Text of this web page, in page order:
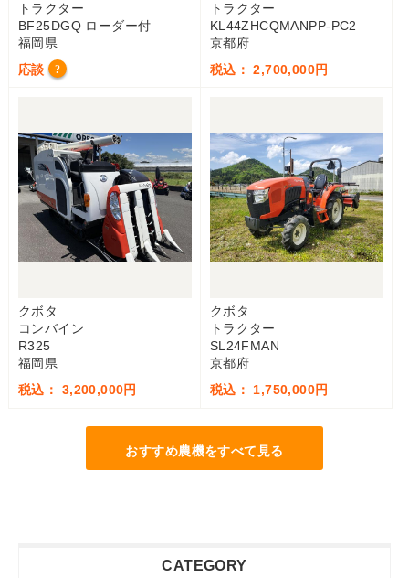
トラクター
BF25DGQ ローダー付
福岡県
応談
?
トラクター
KL44ZHCQMANPP-PC2
京都府
税込： 2,700,000円
クボタ
コンバイン
R325
福岡県
税込： 3,200,000円
クボタ
トラクター
SL24FMAN
京都府
税込： 1,750,000円
おすすめ農機をすべて見る
CATEGORY